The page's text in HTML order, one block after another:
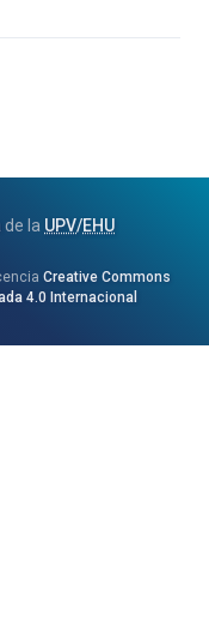
de la UPV/EHU
Creative Commons
4.0 Internacional